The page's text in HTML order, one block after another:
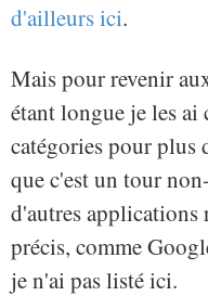
d'ailleurs ici.
Mais pour revenir
étant longue je les ai
catégories pour plus
que c'est un tour
d'autres applications
précis, comme
je n'ai pas listé ici.